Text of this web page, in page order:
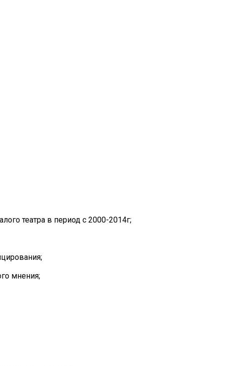
театра в период с 2000-2014г;
мнения;